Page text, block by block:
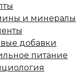
и минералы
добавки
питание